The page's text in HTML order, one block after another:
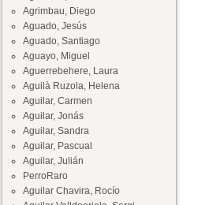
Agrimbau, Diego
Aguado, Jesús
Aguado, Santiago
Aguayo, Miguel
Aguerrebehere, Laura
Aguilà Ruzola, Helena
Aguilar, Carmen
Aguilar, Jonás
Aguilar, Sandra
Aguilar, Pascual
Aguilar, Julián
PerroRaro
Aguilar Chavira, Rocío